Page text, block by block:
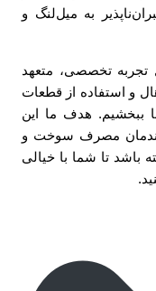
به میل‌لنگ و
از ۴۰ سال تجربه تخصصی، متعهد
و استفاده از قطعات
ببخشیم. هدف ما این
مصرف سوخت و
باشد تا شما با خیالی